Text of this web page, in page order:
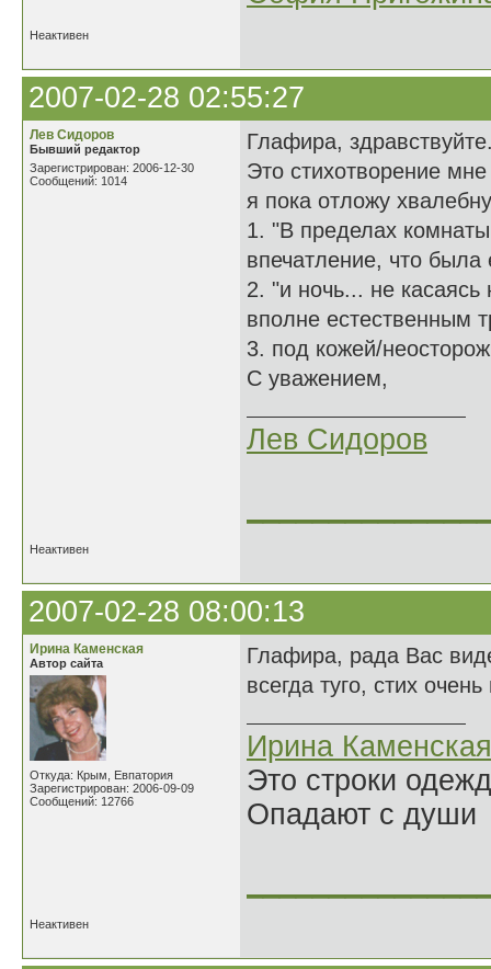
Неактивен
2007-02-28 02:55:27
Лев Сидоров
Бывший редактор
Зарегистрирован: 2006-12-30
Сообщений: 1014
Глафира,
Это стихотворение
я пока отложу
1. "В пределах
впечатление, что
2. "и ночь... не
вполне естественным
3. под кожей/
С уважением,
Лев Сидоров
Неактивен
2007-02-28 08:00:13
Ирина Каменская
Автор сайта
Откуда: Крым, Евпатория
Зарегистрирован: 2006-09-09
Сообщений: 12766
Глафира, рада Вас
всегда туго, стих
Ирина Каменская
Это строки
Опадают с души
Неактивен